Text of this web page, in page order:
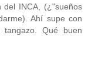
del INCA, (¿"sueños
Ahí supe con
Qué buen